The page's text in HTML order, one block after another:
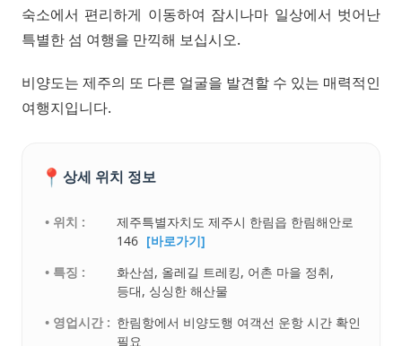
숙소에서 편리하게 이동하여 잠시나마 일상에서 벗어난
특별한 섬 여행을 만끽해 보십시오.
비양도는 제주의 또 다른 얼굴을 발견할 수 있는 매력적인
여행지입니다.
📍 상세 위치 정보
• 위치 :
제주특별자치도 제주시 한림읍 한림해안로
146 [바로가기]
• 특징 :
화산섬, 올레길 트레킹, 어촌 마을 정취,
등대, 싱싱한 해산물
• 영업시간 : 한림항에서 비양도행 여객선 운항 시간 확인
필요